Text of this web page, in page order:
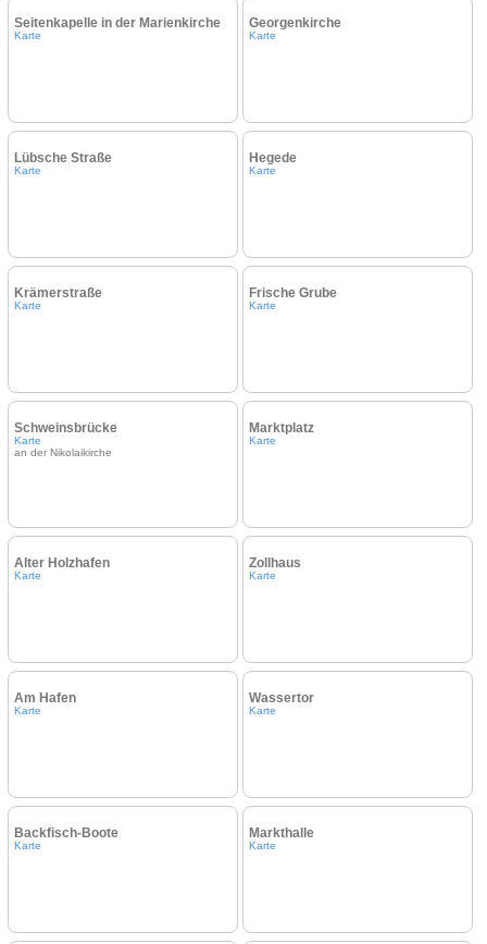
Seitenkapelle in der Marienkirche
Karte
Georgenkirche
Karte
Lübsche Straße
Karte
Hegede
Karte
Krämerstraße
Karte
Frische Grube
Karte
Schweinsbrücke
Karte
an der Nikolaikirche
Marktplatz
Karte
Alter Holzhafen
Karte
Zollhaus
Karte
Am Hafen
Karte
Wassertor
Karte
Backfisch-Boote
Karte
Markthalle
Karte